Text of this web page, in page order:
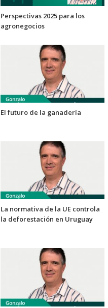
Perspectivas 2025 para los
agronegocios
El futuro de la ganadería
La normativa de la UE controla
la deforestación en Uruguay